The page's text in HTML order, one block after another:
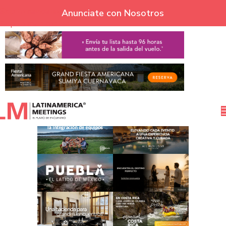
Skip to navigation
Skip to main content
Anunciate con Nosotros